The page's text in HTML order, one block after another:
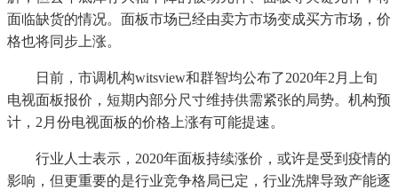
面临缺货的情况。面板市场已经由卖方市场变成买方市场，价
格也将同步上涨。
日前，市调机构witsview和群智均公布了2020年2月上旬
电视面板报价，短期内部分尺寸维持供需紧张的局势。机构预
计，2月份电视面板的价格上涨有可能提速。
行业人士表示，2020年面板持续涨价，或许是受到疫情的
影响，但更重要的是行业竞争格局已定，行业洗牌导致产能逐